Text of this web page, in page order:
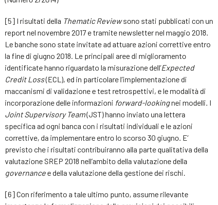
[5] I risultati della Thematic Reviewsono stati pubblicati con un
report nel novembre 2017 e tramite newsletter nel maggio 2018.
Le banche sono state invitate ad attuare azioni correttive entro
la fine di giugno 2018. Le principali aree di miglioramento
identificate hanno riguardato la misurazione dell’Expected
Credit Loss(ECL), ed in particolare l’implementazione di
maccanismi di validazione e test retrospettivi, e le modalità di
incorporazione delle informazioni forward-lookingnei modelli. I
Joint Supervisory Team(JST) hanno inviato una lettera
specifica ad ogni banca con i risultati individuali e le azioni
correttive, da implementare entro lo scorso 30 giugno. E’
previsto che i risultati contribuiranno alla parte qualitativa della
valutazione SREP 2018 nell’ambito della valutazione della
governancee della valutazione della gestione dei rischi.
[6] Con riferimento a tale ultimo punto, assume rilevante